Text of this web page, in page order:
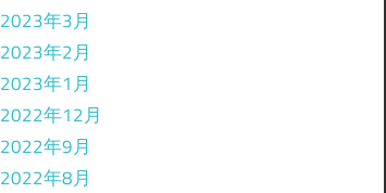
2023年3月
2023年2月
2023年1月
2022年12月
2022年9月
2022年8月